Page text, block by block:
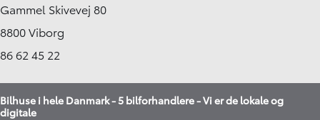
Gammel Skivevej 80
8800 Viborg
86 62 45 22
Bilhuse i hele Danmark - 5 bilforhandlere - Vi er de lokale og
digitale